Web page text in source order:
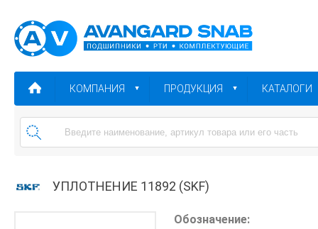
КОМПАНИЯ ПРОДУКЦИЯ КАТАЛОГИ
УПЛОТНЕНИЕ 11892 (SKF)
Обозначение: